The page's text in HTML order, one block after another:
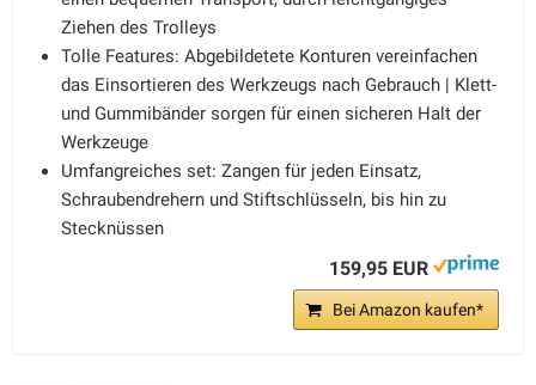
Ziehen des Trolleys
Tolle Features: Abgebildetete Konturen vereinfachen
das Einsortieren des Werkzeugs nach Gebrauch | Klett-
und Gummibänder sorgen für einen sicheren Halt der
Werkzeuge
Umfangreiches set: Zangen für jeden Einsatz,
Schraubendrehern und Stiftschlüsseln, bis hin zu
Stecknüssen
159,95 EUR
Bei Amazon kaufen*